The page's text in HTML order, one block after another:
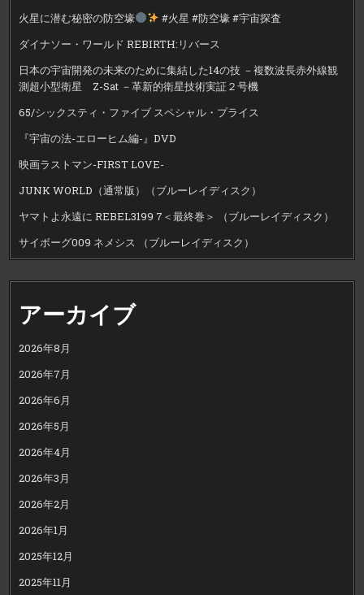
火星に潜む秘密の防空壕
#火星 #防空壕 #宇宙探査
ダイナソー・ワールド REBIRTH:リバース
日本の宇宙開発の未来のために集結した14の技 －複数波長赤外線観
測超小型衛星 Z-Sat －革新的衛星技術実証２号機
65/シックスティ・ファイブ スペシャル・プライス
『宇宙の法-エローヒム編-』DVD
映画ラストマン-FIRST LOVE-
JUNK WORLD（通常版）（ブルーレイディスク）
ヤマトよ永遠に REBEL3199 7＜最終巻＞ （ブルーレイディスク）
サイボーグ009 ネメシス （ブルーレイディスク）
アーカイブ
2026年8月
2026年7月
2026年6月
2026年5月
2026年4月
2026年3月
2026年2月
2026年1月
2025年12月
2025年11月